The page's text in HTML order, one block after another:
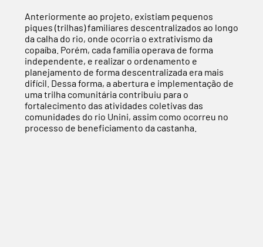
Anteriormente ao projeto, existiam pequenos
piques (trilhas) familiares descentralizados ao longo
da calha do rio, onde ocorria o extrativismo da
copaíba. Porém, cada família operava de forma
independente, e realizar o ordenamento e
planejamento de forma descentralizada era mais
difícil. Dessa forma, a abertura e implementação de
uma trilha comunitária contribuiu para o
fortalecimento das atividades coletivas das
comunidades do rio Unini, assim como ocorreu no
processo de beneficiamento da castanha.